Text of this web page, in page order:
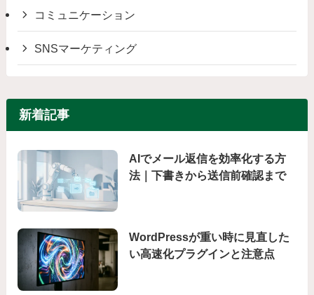
コミュニケーション
SNSマーケティング
新着記事
AIでメール返信を効率化する方
法｜下書きから送信前確認まで
WordPressが重い時に見直した
い高速化プラグインと注意点